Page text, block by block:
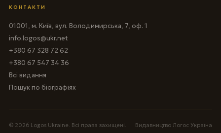
КОНТАКТИ
01001, м. Київ, вул. Володимирська, 7, оф. 1
info.logos@ukr.net
+380 67 328 72 62
+380 67 547 34 36
Всі видання
Пошук по біографіях
© 2026 Logos Ukraine. Всі права захищені. Видавництво Логос Україна